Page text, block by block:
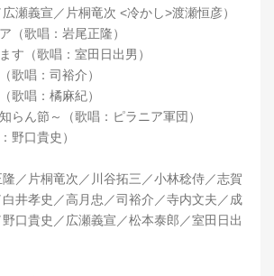
瀬義宣／片桐竜次 <冷かし>渡瀬恒彦）
（歌唱：岩尾正隆）
す（歌唱：室田日出男）
歌唱：司裕介）
歌唱：橘麻紀）
らん節～（歌唱：ピラニア軍団）
野口貴史）
隆／片桐竜次／川谷拓三／小林稔侍／志賀
井孝史／高月忠／司裕介／寺内文夫／成
口貴史／広瀬義宣／松本泰郎／室田日出